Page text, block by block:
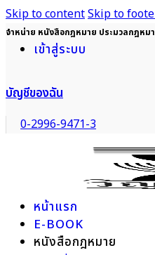
Skip to contentSkip to
จำหน่าย หนังสือกฎหมาย ประมวลกฎหม
เข้าสู่ระบบ
บัญชีของฉัน
0-2996-9471-3
หน้าแรก
E-BOOK
หนังสือกฎหมาย